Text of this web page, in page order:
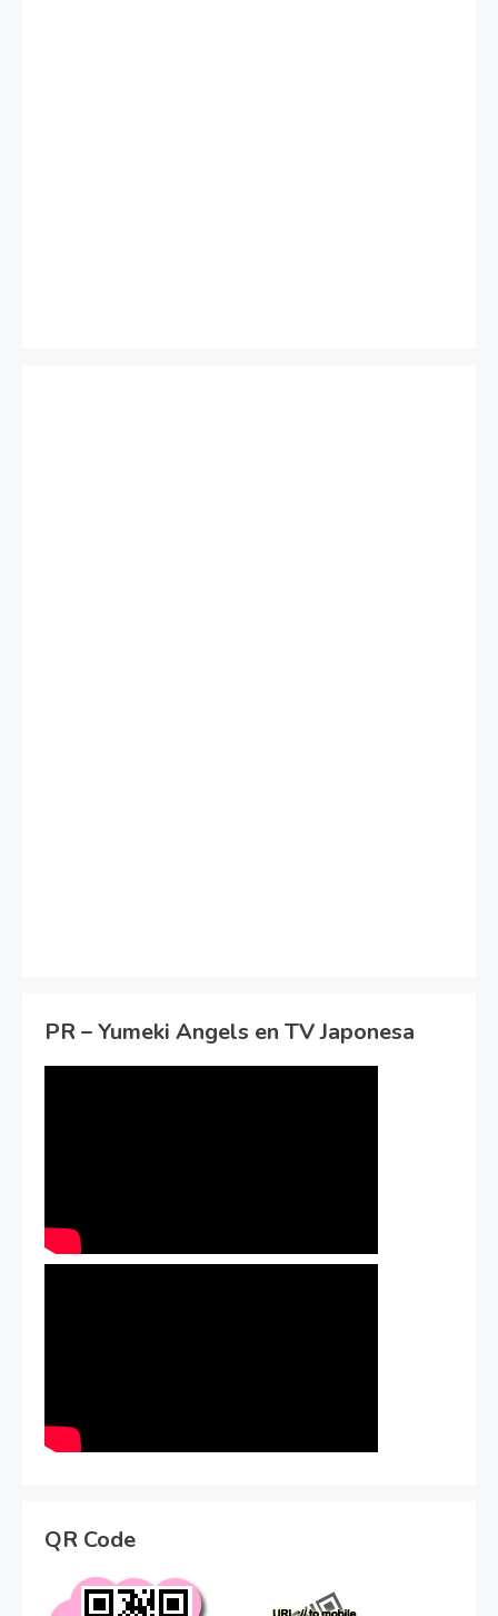
PR – Yumeki Angels en TV Japonesa
QR Code